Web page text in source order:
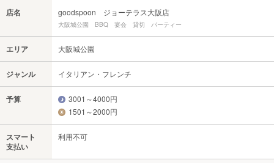
店名 goodspoon ジョーテラス大阪店
大阪城公園 BBQ 宴会 貸切 パーティー
エリア 大阪城公園
ジャンル イタリアン・フレンチ
予算
3001～4000円
1501～2000円
スマート
支払い
利用不可